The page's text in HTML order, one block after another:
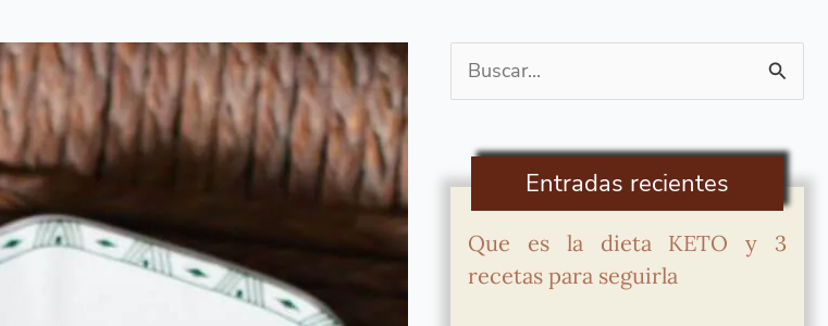
Buscar
por:
Entradas recientes
Que es la dieta KETO y 3
recetas para seguirla